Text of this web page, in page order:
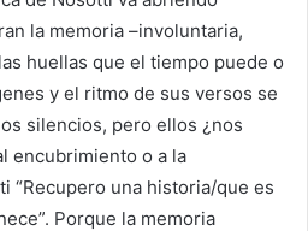
la memoria –involuntaria,
huellas que el tiempo puede o
y el ritmo de sus versos se
silencios, pero ellos ¿nos
encubrimiento o a la
“Recupero una historia/que es
Porque la memoria